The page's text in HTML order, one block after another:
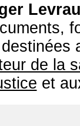
de la
et